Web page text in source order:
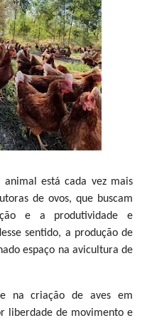
está cada vez mais
de ovos, que buscam
e a produtividade e
sentido, a produção de
espaço na avicultura de
na criação de aves em
liberdade de movimento e